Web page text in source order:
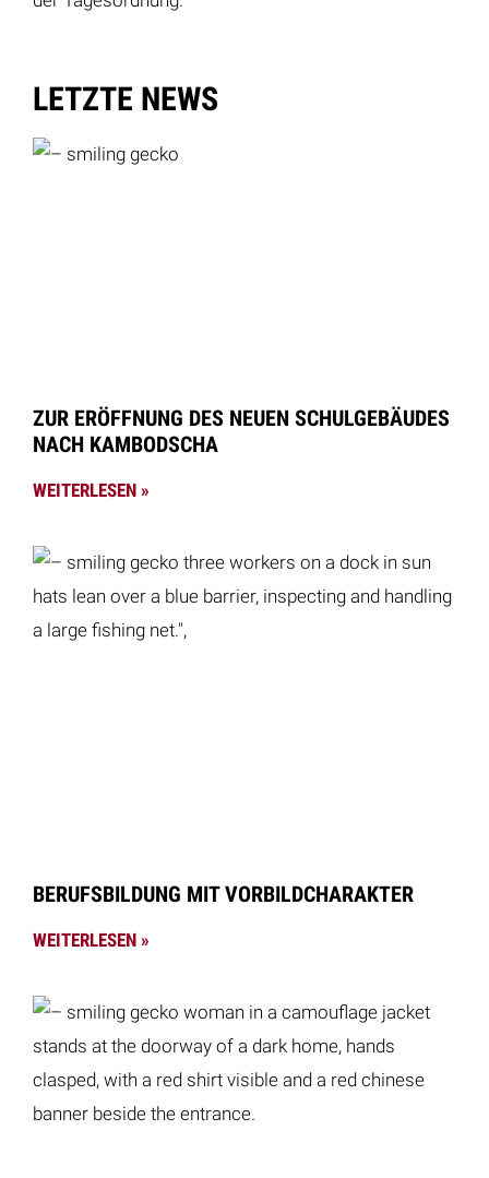
LETZTE NEWS
ZUR ERÖFFNUNG DES NEUEN SCHULGEBÄUDES
NACH KAMBODSCHA
WEITERLESEN »
BERUFSBILDUNG MIT VORBILDCHARAKTER
WEITERLESEN »